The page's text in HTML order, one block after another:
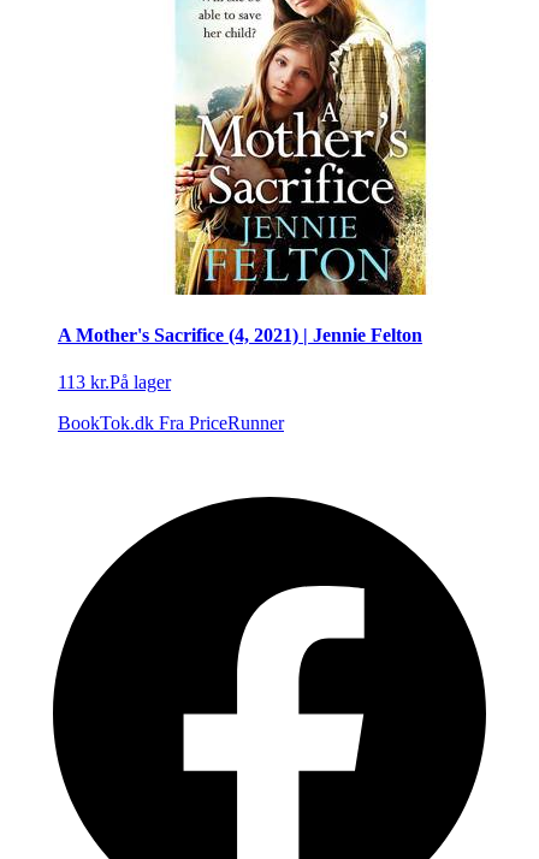
A Mother's Sacrifice (4, 2021) | Jennie Felton
113 kr.På lager
BookTok.dk Fra PriceRunner